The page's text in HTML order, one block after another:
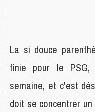
La si douce
finie pour le
semaine, et c'est
doit se concentrer